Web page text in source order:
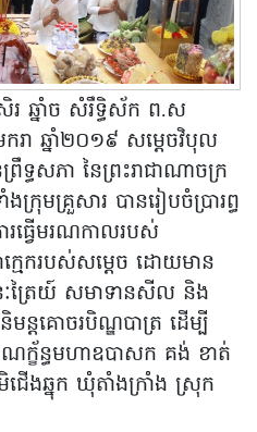
រ ឆ្នាំច សំរឹទ្ធិស័ក ព.ស
រា ឆ្នាំ២០១៩ សម្តេចវិបុល
ធសភា នៃព្រះរាជាណាចក្រ
រុមគ្រួសារ បានរៀបចំប្រារព្ធ
រធ្វើមរណកាលរបស់
េករបស់សម្តេច ដោយមាន
នៈត្រៃយ៍ សមាទានសីល និង
ន្តគោចរបិណ្ឌបាត្រ ដើម្បី
ខ័ន្ធមហាឧបាសក គង់ ខាត់
ជើងឆ្នុក ឃុំតាំងក្រាំង ស្រុក